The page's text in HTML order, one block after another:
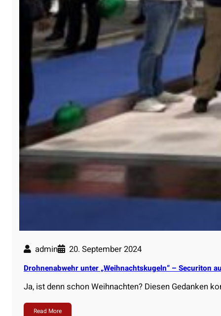
admin 20. September 2024
Drohnenabwehr unter „Weihnachtskugeln“ – Securiton
Ja, ist denn schon Weihnachten? Diesen Gedanken
Read More